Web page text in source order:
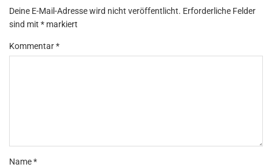
Deine E-Mail-Adresse wird nicht veröffentlicht. Erforderliche Felder
sind mit * markiert
Kommentar*
Name*